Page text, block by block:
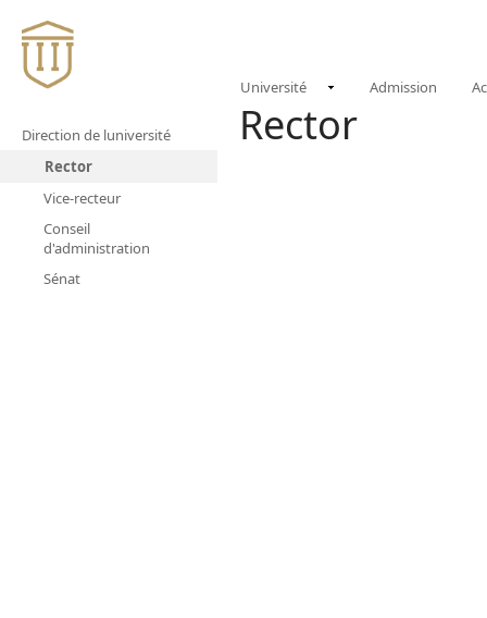
Université Admission
Rector
Direction de luniversité
Rector
Vice-recteur
Conseil
d'administration
Sénat